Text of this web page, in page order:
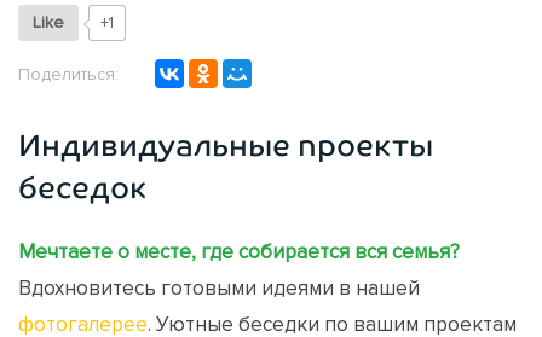
Like +1
Поделиться:
Индивидуальные проекты
беседок
Мечтаете о месте, где собирается вся семья?
Вдохновитесь готовыми идеями в нашей
фотогалерее. Уютные беседки по вашим проектам